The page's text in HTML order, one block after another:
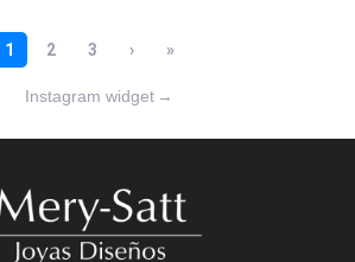
Instagram widget →